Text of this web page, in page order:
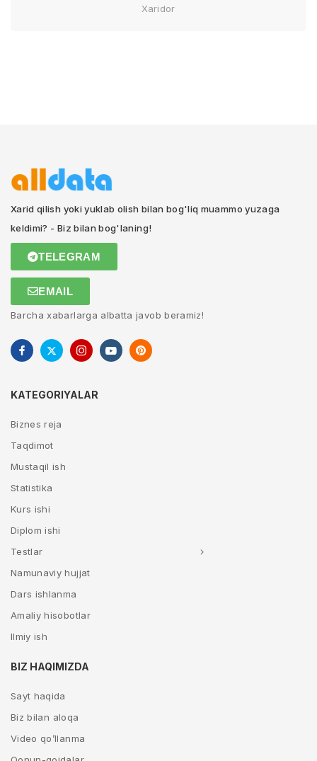
Xaridor
Xarid qilish yoki yuklab olish bilan bog'liq muammo yuzaga
keldimi? - Biz bilan bog'laning!
TELEGRAM
EMAIL
Barcha xabarlarga albatta javob beramiz!
KATEGORIYALAR
Biznes reja
Taqdimot
Mustaqil ish
Statistika
Kurs ishi
Diplom ishi
Testlar
Namunaviy hujjat
Dars ishlanma
Amaliy hisobotlar
Ilmiy ish
BIZ HAQIMIZDA
Sayt haqida
Biz bilan aloqa
Video qo’llanma